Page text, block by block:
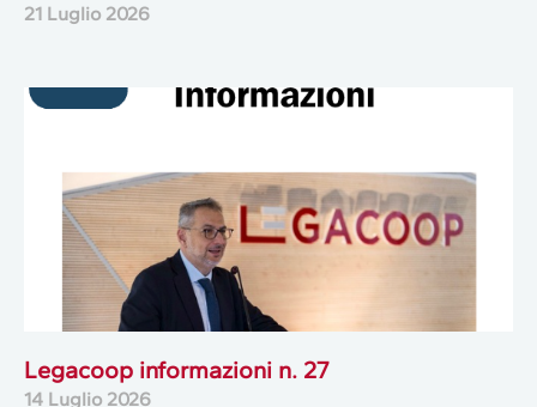
21 Luglio 2026
Legacoop informazioni n. 27
14 Luglio 2026